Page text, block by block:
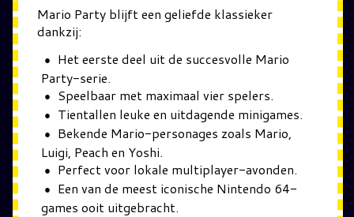
Mario Party blijft een geliefde klassieker
dankzij:
Het eerste deel uit de succesvolle Mario
Party-serie.
Speelbaar met maximaal vier spelers.
Tientallen leuke en uitdagende minigames.
Bekende Mario-personages zoals Mario,
Luigi, Peach en Yoshi.
Perfect voor lokale multiplayer-avonden.
Een van de meest iconische Nintendo 64-
games ooit uitgebracht.